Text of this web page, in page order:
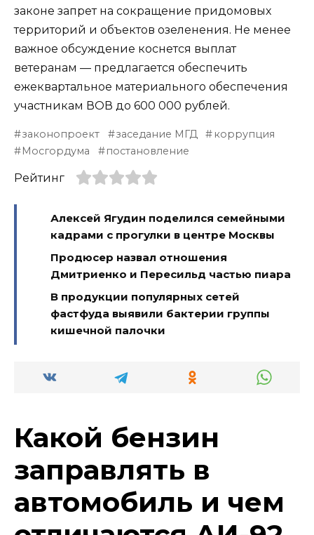
законе запрет на сокращение придомовых
территорий и объектов озеленения. Не менее
важное обсуждение коснется выплат
ветеранам — предлагается обеспечить
ежеквартальное материального обеспечения
участникам ВОВ до 600 000 рублей.
законопроект заседание МГД
коррупция
Мосгордума
постановление
Рейтинг
Алексей Ягудин поделился семейными
кадрами с прогулки в центре Москвы
Продюсер назвал отношения
Дмитриенко и Пересильд частью пиара
В продукции популярных сетей
фастфуда выявили бактерии группы
кишечной палочки
Какой бензин
заправлять в
автомобиль и чем